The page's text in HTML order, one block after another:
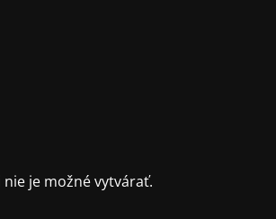
je možné vytvárať.